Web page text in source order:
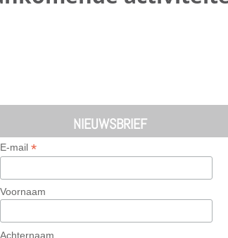
NIEUWSBRIEF
E-mail *
Voornaam
Achternaam